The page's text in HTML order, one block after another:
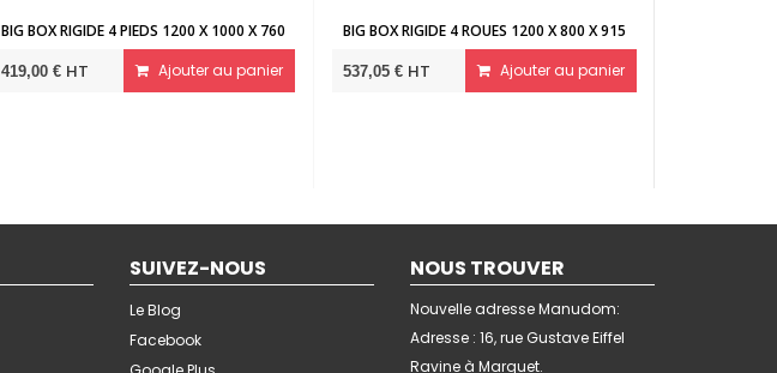
4 ROUES 1200 X 800 X 915
Ajouter au panier
BIG BOX RIGIDE PAROIS 1200 X 1000
469,00 € Ajouter au panier 89,00 €
SUIVEZ-NOUS
Le Blog
Facebook
NOUS TROUVER
Nouvelle adresse Manudom:
Adresse : 16, rue Gustave Eiffel
Ravine à Marquet.